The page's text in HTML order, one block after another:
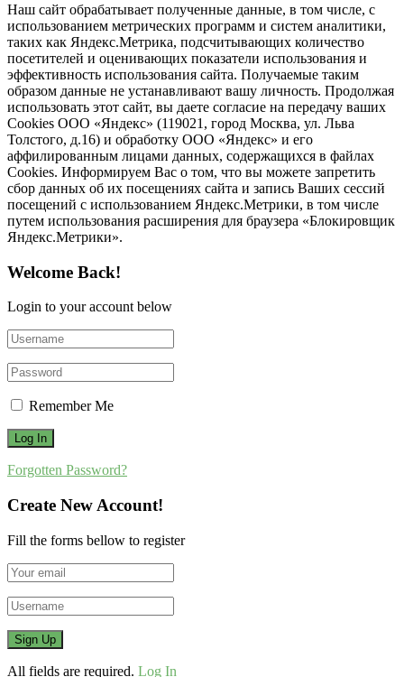
Наш сайт обрабатывает полученные данные, в том числе, с
использованием метрических программ и систем аналитики,
таких как Яндекс.Метрика, подсчитывающих количество
посетителей и оценивающих показатели использования и
эффективность использования сайта. Получаемые таким
образом данные не устанавливают вашу личность. Продолжая
использовать этот сайт, вы даете согласие на передачу ваших
Cookies ООО «Яндекс» (119021, город Москва, ул. Льва
Толстого, д.16) и обработку ООО «Яндекс» и его
аффилированным лицами данных, содержащихся в файлах
Cookies. Информируем Вас о том, что вы можете запретить
сбор данных об их посещениях сайта и запись Ваших сессий
посещений с использованием Яндекс.Метрики, в том числе
путем использования расширения для браузера «Блокировщик
Яндекс.Метрики».
Welcome Back!
Login to your account below
Remember Me
Forgotten Password?
Create New Account!
Fill the forms bellow to register
All fields are required. Log In